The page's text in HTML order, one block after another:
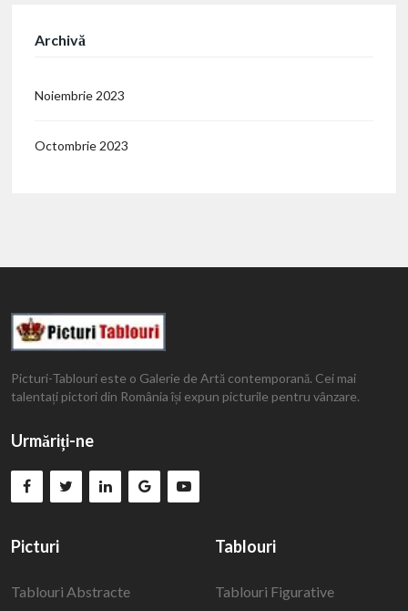
Archivă
Noiembrie 2023
Octombrie 2023
Picturi-Tablouri este o Galerie de Artă contemporană. Cei mai
talentați pictori din România își expun picturile pentru vânzare.
Urmăriți-ne
Picturi
Tablouri Abstracte
Tablouri
Tablouri Figurative